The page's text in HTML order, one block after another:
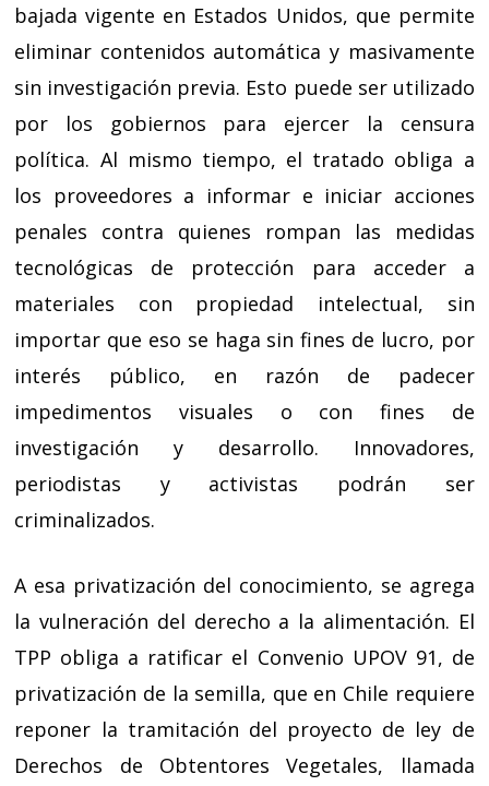
bajada vigente en Estados Unidos, que permite
eliminar contenidos automática y masivamente
sin investigación previa. Esto puede ser utilizado
por los gobiernos para ejercer la censura
política. Al mismo tiempo, el tratado obliga a
los proveedores a informar e iniciar acciones
penales contra quienes rompan las medidas
tecnológicas de protección para acceder a
materiales con propiedad intelectual, sin
importar que eso se haga sin fines de lucro, por
interés público, en razón de padecer
impedimentos visuales o con fines de
investigación y desarrollo. Innovadores,
periodistas y activistas podrán ser
criminalizados.
A esa privatización del conocimiento, se agrega
la vulneración del derecho a la alimentación. El
TPP obliga a ratificar el Convenio UPOV 91, de
privatización de la semilla, que en Chile requiere
reponer la tramitación del proyecto de ley de
Derechos de Obtentores Vegetales, llamada